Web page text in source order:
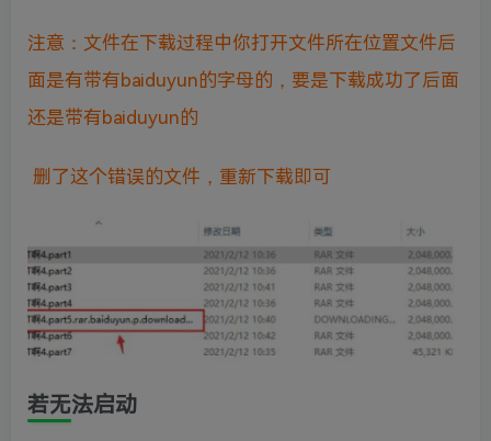
注意：文件在下载过程中你打开文件所在位置文件后
面是有带有baiduyun的字母的，要是下载成功了后面
还是带有baiduyun的
删了这个错误的文件，重新下载即可
若无法启动